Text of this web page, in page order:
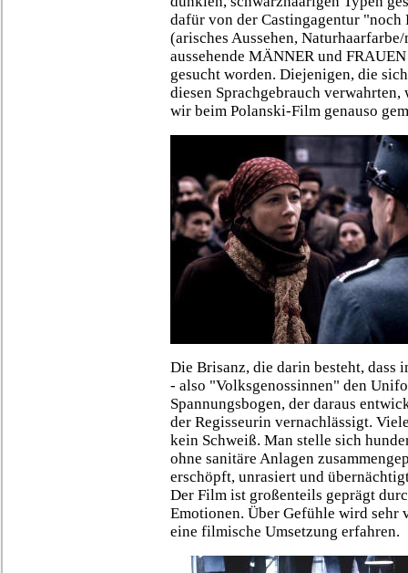
dafür von der Castingagentur "noch
(arisches Aussehen,
aussehende MÄNNER und
gesucht worden. Diejenigen, die
diesen Sprachgebrauch
wir beim Polanski-Film genauso
Die Brisanz, die darin besteht, dass
- also "Volksgenossinnen" den
Spannungsbogen, der daraus
der Regisseurin vernachlässigt.
kein Schweiß. Man stelle sich
ohne sanitäre Anlagen
erschöpft, unrasiert und
Der Film ist großenteils geprägt
Emotionen. Über Gefühle wird sehr
eine filmische Umsetzung erfahren.